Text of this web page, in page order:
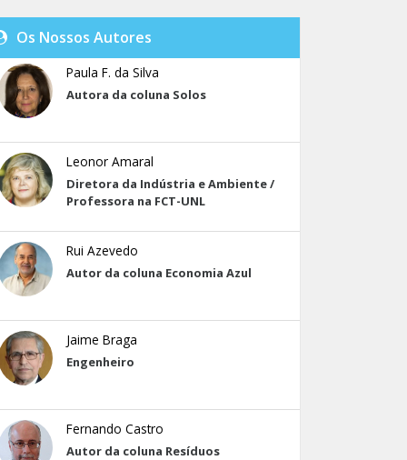
Os Nossos Autores
Paula F. da Silva
Autora da coluna Solos
Leonor Amaral
Diretora da Indústria e Ambiente /
Professora na FCT-UNL
Rui Azevedo
Autor da coluna Economia Azul
Jaime Braga
Engenheiro
Fernando Castro
Autor da coluna Resíduos